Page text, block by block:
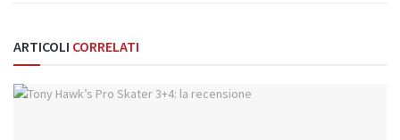
ARTICOLI CORRELATI